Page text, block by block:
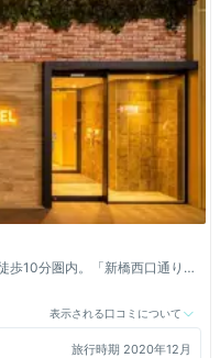
メニティが選べ
りと寛げた
歩10分圏内。「新橋西口通り」
表示される口コミについて
旅行時期 2020年12月